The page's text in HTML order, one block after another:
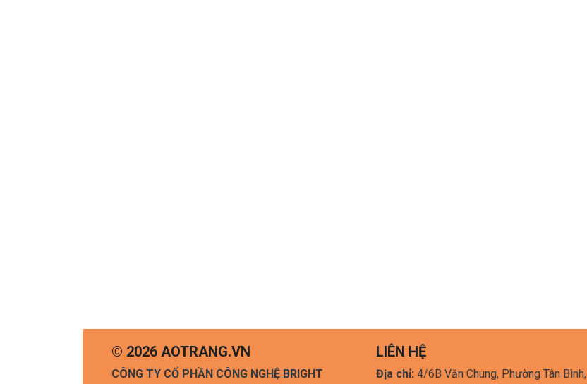
© 2026 AOTRANG.VN
CÔNG TY CỔ PHẦN CÔNG NGHỆ BRIGHT
LIÊN HỆ
Địa chỉ: 4/6B Văn Chung, Phường Tân Bình,